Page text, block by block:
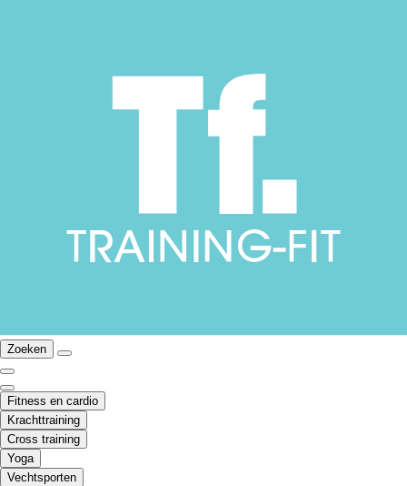
Zoeken
Fitness en cardio
Krachttraining
Cross training
Yoga
Vechtsporten